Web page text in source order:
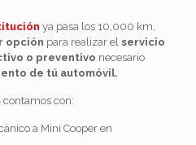
ya pasa los 10,000 km,
opción para realizar el servicio
o preventivo necesario
de tú automóvil.
contamos con: